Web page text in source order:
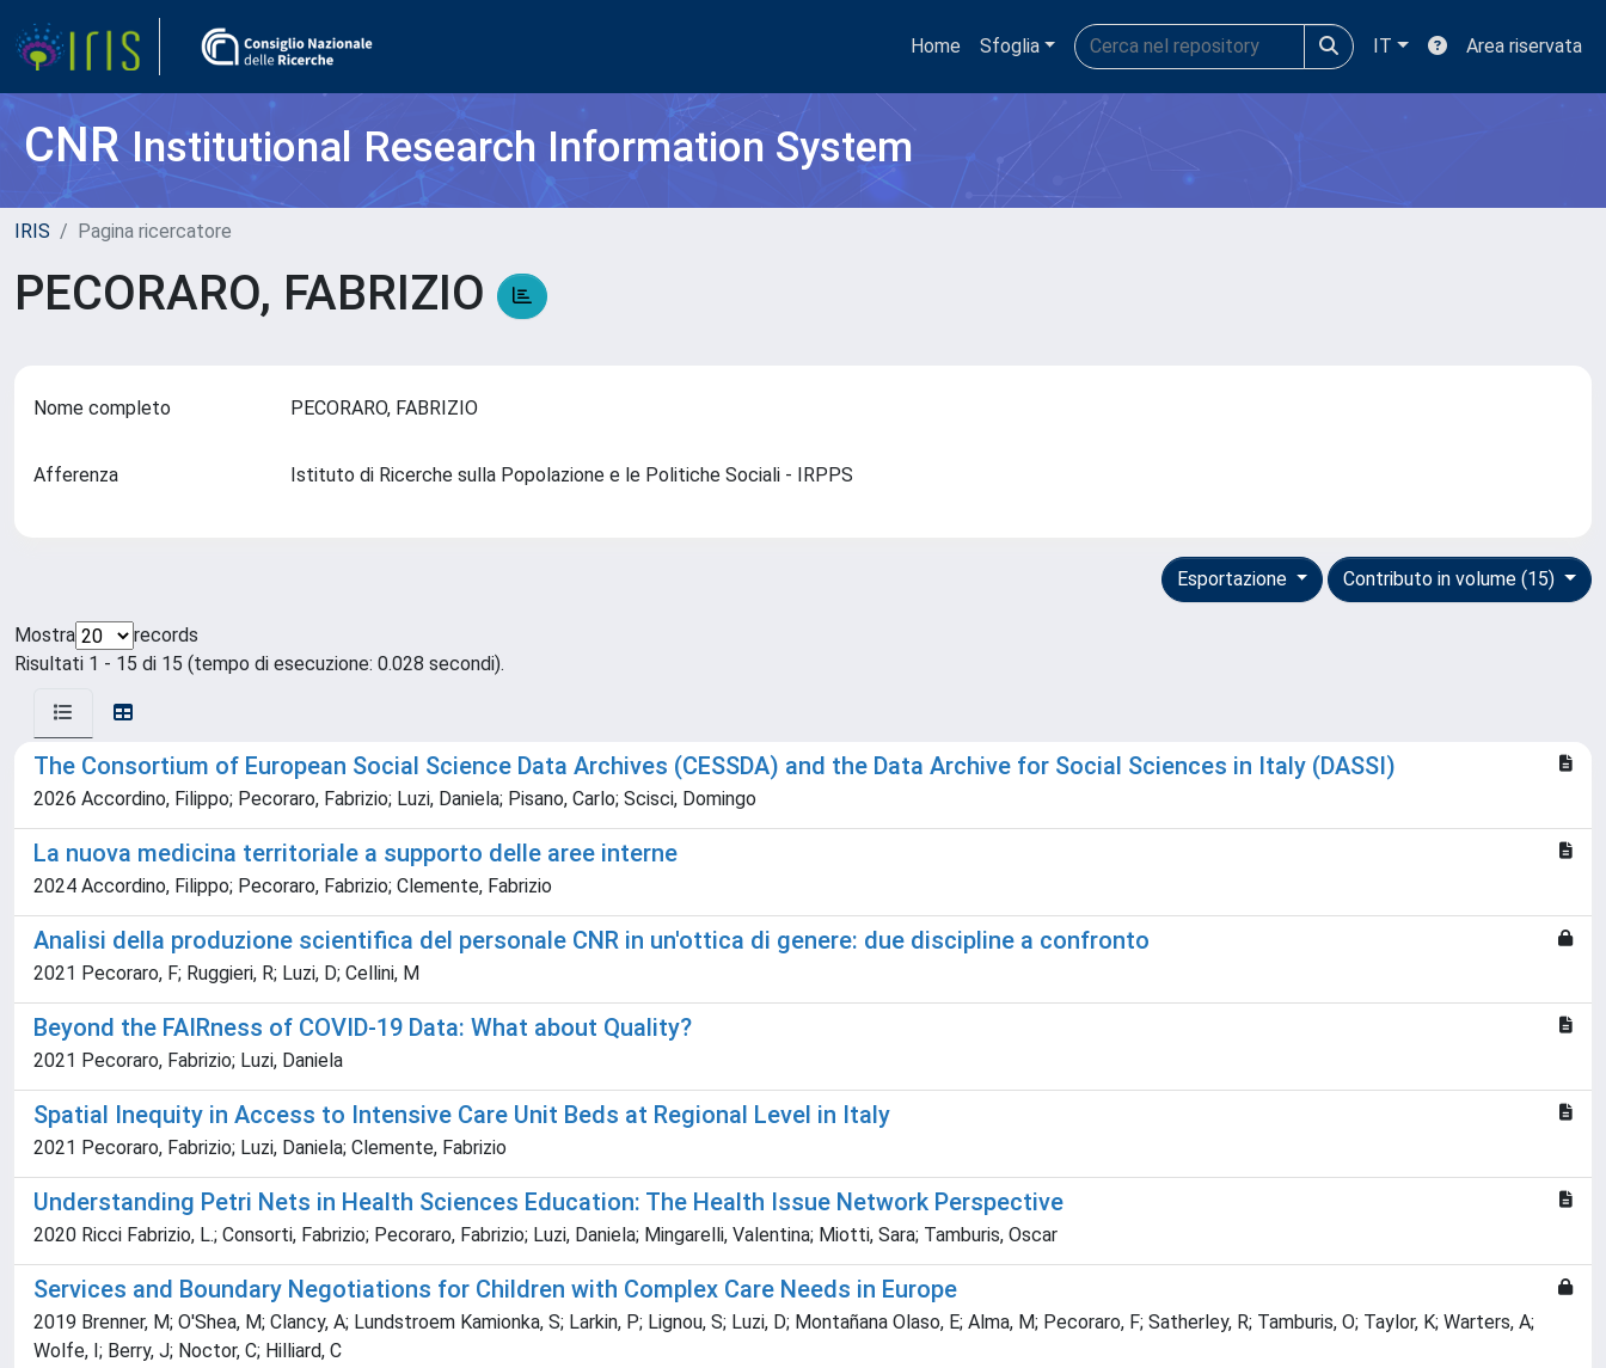
Home Sfoglia IT Area riservata
CNRInstitutional Research Information System
IRIS Pagina ricercatore
PECORARO, FABRIZIO
Nome completo PECORARO, FABRIZIO
Afferenza Istituto di Ricerche sulla Popolazione e le Politiche Sociali - IRPPS
Contributo in volume (15)
Esportazione
Mostra
records
Risultati 1 - 15 di 15 (tempo di esecuzione: 0.028 secondi).
The Consortium of European Social Science Data Archives (CESSDA) and the Data Archive for Social Sciences in Italy (DASSI)
2026 Accordino, Filippo; Pecoraro, Fabrizio; Luzi, Daniela; Pisano, Carlo; Scisci, Domingo
La nuova medicina territoriale a supporto delle aree interne
2024 Accordino, Filippo; Pecoraro, Fabrizio; Clemente, Fabrizio
Analisi della produzione scientifica del personale CNR in un'ottica di genere: due discipline a confronto
2021 Pecoraro, F; Ruggieri, R; Luzi, D; Cellini, M
Beyond the FAIRness of COVID-19 Data: What about Quality?
2021 Pecoraro, Fabrizio; Luzi, Daniela
Spatial Inequity in Access to Intensive Care Unit Beds at Regional Level in Italy
2021 Pecoraro, Fabrizio; Luzi, Daniela; Clemente, Fabrizio
Understanding Petri Nets in Health Sciences Education: The Health Issue Network Perspective
2020 Ricci Fabrizio, L.; Consorti, Fabrizio; Pecoraro, Fabrizio; Luzi, Daniela; Mingarelli, Valentina; Miotti, Sara; Tamburis, Oscar
Services and Boundary Negotiations for Children with Complex Care Needs in Europe
2019 Brenner, M; O'Shea, M; Clancy, A; Lundstroem Kamionka, S; Larkin, P; Lignou, S; Luzi, D; Montañana Olaso, E; Alma, M; Pecoraro, F; Satherley, R; Tamburis, O; Taylor, K; Warters, A;
Wolfe, I; Berry, J; Noctor, C; Hilliard, C